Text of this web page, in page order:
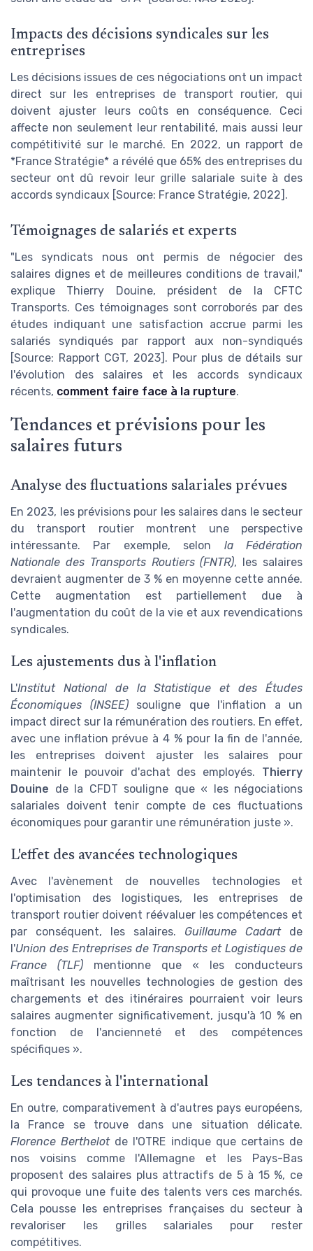
Impacts des décisions syndicales sur les
entreprises
Les décisions issues de ces négociations ont un impact
direct sur les entreprises de transport routier, qui
doivent ajuster leurs coûts en conséquence. Ceci
affecte non seulement leur rentabilité, mais aussi leur
compétitivité sur le marché. En 2022, un rapport de
*France Stratégie* a révélé que 65% des entreprises du
secteur ont dû revoir leur grille salariale suite à des
accords syndicaux [Source: France Stratégie, 2022].
Témoignages de salariés et experts
"Les syndicats nous ont permis de négocier des
salaires dignes et de meilleures conditions de travail,"
explique Thierry Douine, président de la CFTC
Transports. Ces témoignages sont corroborés par des
études indiquant une satisfaction accrue parmi les
salariés syndiqués par rapport aux non-syndiqués
[Source: Rapport CGT, 2023]. Pour plus de détails sur
l'évolution des salaires et les accords syndicaux
récents, comment faire face à la rupture.
Tendances et prévisions pour les
salaires futurs
Analyse des fluctuations salariales prévues
En 2023, les prévisions pour les salaires dans le secteur
du transport routier montrent une perspective
intéressante. Par exemple, selon la Fédération
Nationale des Transports Routiers (FNTR), les salaires
devraient augmenter de 3 % en moyenne cette année.
Cette augmentation est partiellement due à
l'augmentation du coût de la vie et aux revendications
syndicales.
Les ajustements dus à l'inflation
L'Institut National de la Statistique et des Études
Économiques (INSEE)souligne que l'inflation a un
impact direct sur la rémunération des routiers. En effet,
avec une inflation prévue à 4 % pour la fin de l'année,
les entreprises doivent ajuster les salaires pour
maintenir le pouvoir d'achat des employés. Thierry
Douine de la CFDT souligne que « les négociations
salariales doivent tenir compte de ces fluctuations
économiques pour garantir une rémunération juste ».
L'effet des avancées technologiques
Avec l'avènement de nouvelles technologies et
l'optimisation des logistiques, les entreprises de
transport routier doivent réévaluer les compétences et
par conséquent, les salaires. Guillaume Cadartde
l'Union des Entreprises de Transports et Logistiques de
France (TLF) mentionne que « les conducteurs
maîtrisant les nouvelles technologies de gestion des
chargements et des itinéraires pourraient voir leurs
salaires augmenter significativement, jusqu'à 10 % en
fonction de l'ancienneté et des compétences
spécifiques ».
Les tendances à l'international
En outre, comparativement à d'autres pays européens,
la France se trouve dans une situation délicate.
Florence Berthelotde l'OTRE indique que certains de
nos voisins comme l'Allemagne et les Pays-Bas
proposent des salaires plus attractifs de 5 à 15 %, ce
qui provoque une fuite des talents vers ces marchés.
Cela pousse les entreprises françaises du secteur à
revaloriser les grilles salariales pour rester
compétitives.